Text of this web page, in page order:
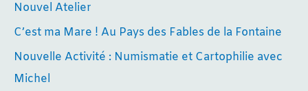
Nouvel Atelier
C’est ma Mare ! Au Pays des Fables de la Fontaine
Nouvelle Activité : Numismatie et Cartophilie avec
Michel